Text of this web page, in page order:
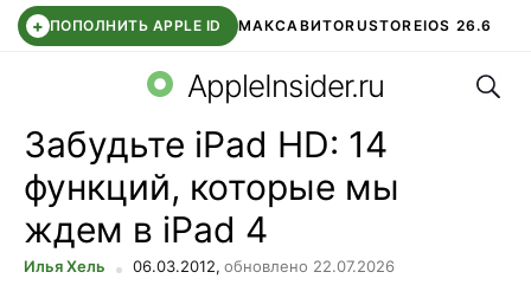
+ ПОПОЛНИТЬ APPLE ID МАКСАВИТОRUSTOREIOS 26.6
СБЕР КИДС ВТБ ОНЛАЙН ЧАТ В ROBLOX
AppleInsider.ru
Забудьте iPad HD: 14
функций, которые мы
ждем в iPad 4
Илья Хель 06.03.2012, обновлено 22.07.2026